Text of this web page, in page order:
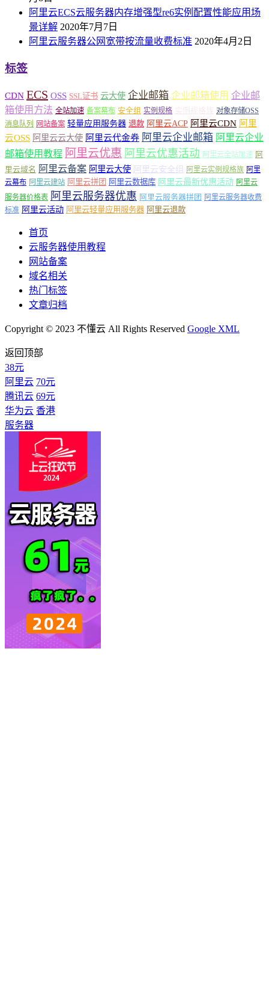
阿里云ECS云服务器内存增强型re6实例配置性能应用场
景详解 2020年7月7日
阿里云服务器公网宽带按流量收费标准 2020年4月2日
标签
CDN ECS OSS SSL证书 云大使 企业邮箱 企业邮箱使用 企业邮
箱使用方法 全站加速 备案幕布 安全组 实例规格 实例规格族 对象存储OSS
消息队列
网站备案 轻量应用服务器 退款 阿里云ACP 阿里云CDN 阿里
云OSS 阿里云云大使 阿里云代金券 阿里云企业邮箱 阿里云企业
邮箱使用教程 阿里云优惠 阿里云优惠活动 阿里云全站加速 阿
里云域名 阿里云备案 阿里云大使 阿里云安全组 阿里云实例规格族 阿里
云幕布 阿里云建站 阿里云拼团 阿里云数据库 阿里云最新优惠活动 阿里云
服务器价格表 阿里云服务器优惠 阿里云服务器拼团 阿里云服务器收费
标准 阿里云活动 阿里云轻量应用服务器 阿里云退款
首页
云服务器使用教程
网站备案
域名相关
热门标签
文章归档
Copyright © 2023 不懂云 All Rights Reserved Google XML
返回顶部
38元
阿里云 70元
腾讯云 69元
华为云 香港
服务器